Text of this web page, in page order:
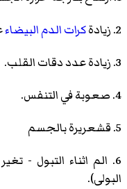
2. زيادة
كرات الدم البيضاء
3. زيادة عدد دقات القلب.
4. صعوبة في التنفس.
5. قشعريرة بالجسم
6. الم اثناء التبول -
البولى).